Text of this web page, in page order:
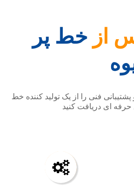
از خط پر
فنی را از یک تولید کننده خط
ای دریافت کنید